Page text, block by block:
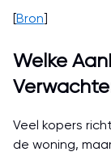
Bron
Welke
Veel kopers
de woning,